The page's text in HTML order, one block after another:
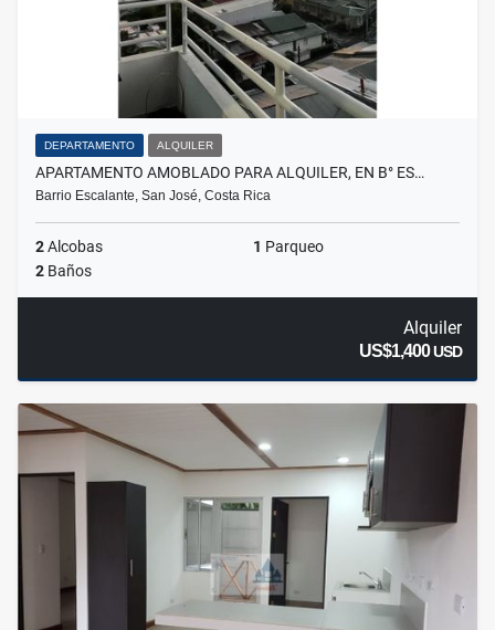
DEPARTAMENTO ALQUILER
APARTAMENTO AMOBLADO PARA ALQUILER, EN B° ES…
Barrio Escalante, San José, Costa Rica
2Alcobas 1 Parqueo
2 Baños
Alquiler
US$1,400USD